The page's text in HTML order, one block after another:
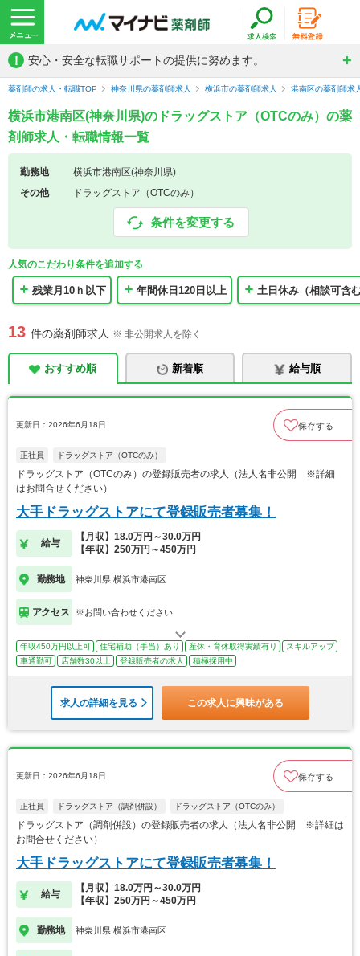
! 安心・安全な転職サポートの提供に努めます。
薬剤師の求人・転職TOP 神奈川県の薬剤師求人 横浜市の薬剤師求人 港南区の薬剤師求
横浜市港南区(神奈川県)のドラッグストア（OTCのみ）の薬
剤師求人・転職情報一覧
勤務地
横浜市港南区(神奈川県)
その他
ドラッグストア（OTCのみ）
条件を変更する
人気のこだわり条件を追加する
残業月10ｈ以下 年間休日120日以上 土日休み（相談可含
13 件の薬剤師求人 ※ 非公開求人を除く
おすすめ順 新着順 給与順
更新日：2026年6月18日 保存する
正社員 ドラッグストア（OTCのみ）
ドラッグストア（OTCのみ）の登録販売者の求人（法人名非公開 ※詳細
はお問合せください）
大手ドラッグストアにて登録販売者募集！
給与
【月収】18.0万円～30.0万円
【年収】250万円～450万円
勤務地 神奈川県 横浜市港南区
アクセス ※お問い合わせください
年収450万円以上可 住宅補助（手当）あり 産休・育休取得実績有り
スキルアップ
車通勤可
店舗数30以上 登録販売者の求人 積極採用中
求人の詳細を見る この求人に興味がある
更新日：2026年6月18日 保存する
正社員 ドラッグストア（調剤併設） ドラッグストア（OTCのみ）
ドラッグストア（調剤併設）の登録販売者の求人（法人名非公開 ※詳細は
お問合せください）
大手ドラッグストアにて登録販売者募集！
給与
【月収】18.0万円～30.0万円
【年収】250万円～450万円
勤務地 神奈川県 横浜市港南区